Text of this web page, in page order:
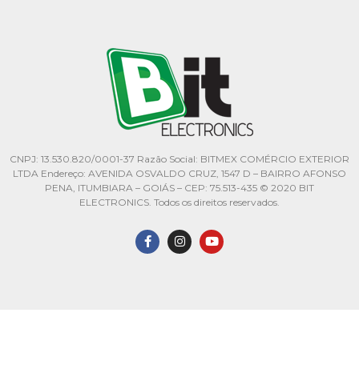
CNPJ: 13.530.820/0001-37 Razão Social: BITMEX COMÉRCIO EXTERIOR
LTDA Endereço: AVENIDA OSVALDO CRUZ, 1547 D – BAIRRO AFONSO
PENA, ITUMBIARA – GOIÁS – CEP: 75.513-435 © 2020 BIT
ELECTRONICS. Todos os direitos reservados.